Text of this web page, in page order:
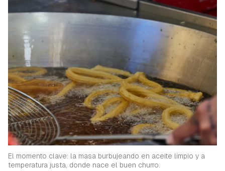
El momento clave: la masa burbujeando en aceite limpio y a
temperatura justa, donde nace el buen churro.